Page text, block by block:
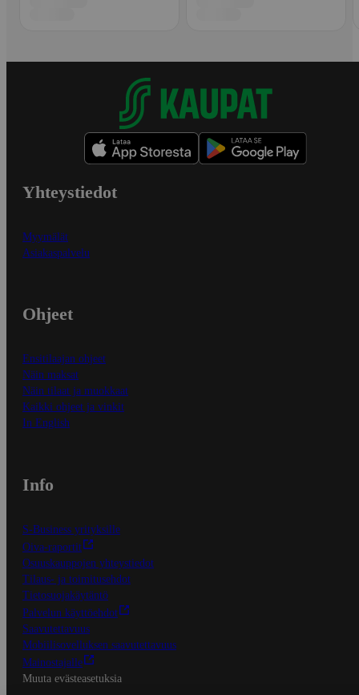
Yhteystiedot
Myymälät
Asiakaspalvelu
Ohjeet
Ensitilaajan ohjeet
Näin maksat
Näin tilaat ja muokkaat
Kaikki ohjeet ja vinkit
In English
Info
S-Business yrityksille
Oiva-raportit
Osuuskauppojen yhteystiedot
Tilaus- ja toimitusehdot
Tietosuojakäytäntö
Palvelun käyttöehdot
Saavutettavuus
Mobiilisovelluksen saavutettavuus
Mainostajalle
Muuta evästeasetuksia